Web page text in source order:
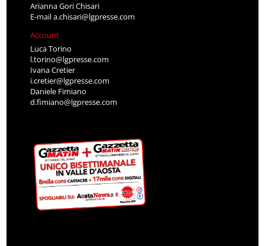
Arianna Gori Chisari
E-maila.chisari@lgpresse.com
Account
Luca Torino
l.torino@lgpresse.com
Ivana Cretier
i.cretier@lgpresse.com
Daniele Fimiano
d.fimiano@lgpresse.com